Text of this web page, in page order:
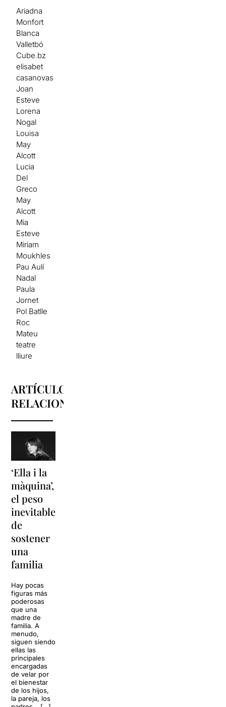
Ariadna
Monfort
Blanca
Valletbó
Cube.bz
elisabet
casanovas
Joan
Esteve
Lorena
Nogal
Louisa
May
Alcott
Lucia
Del
Greco
May
Alcott
Mia
Esteve
Miriam
Moukhles
Pau Aulí
Nadal
Paula
Jornet
Pol Batlle
Roc
Mateu
teatre
lliure
ARTÍCULOS
RELACIONADOS
‘Ella i la
màquina’,
el peso
inevitable
de
sostener
una
familia
Hay pocas
figuras más
poderosas
que una
madre de
familia. A
menudo,
siguen siendo
ellas las
principales
encargadas
de velar por
el bienestar
de los hijos,
la pareja, los